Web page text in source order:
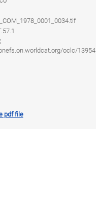
oclc/13954
pdf file